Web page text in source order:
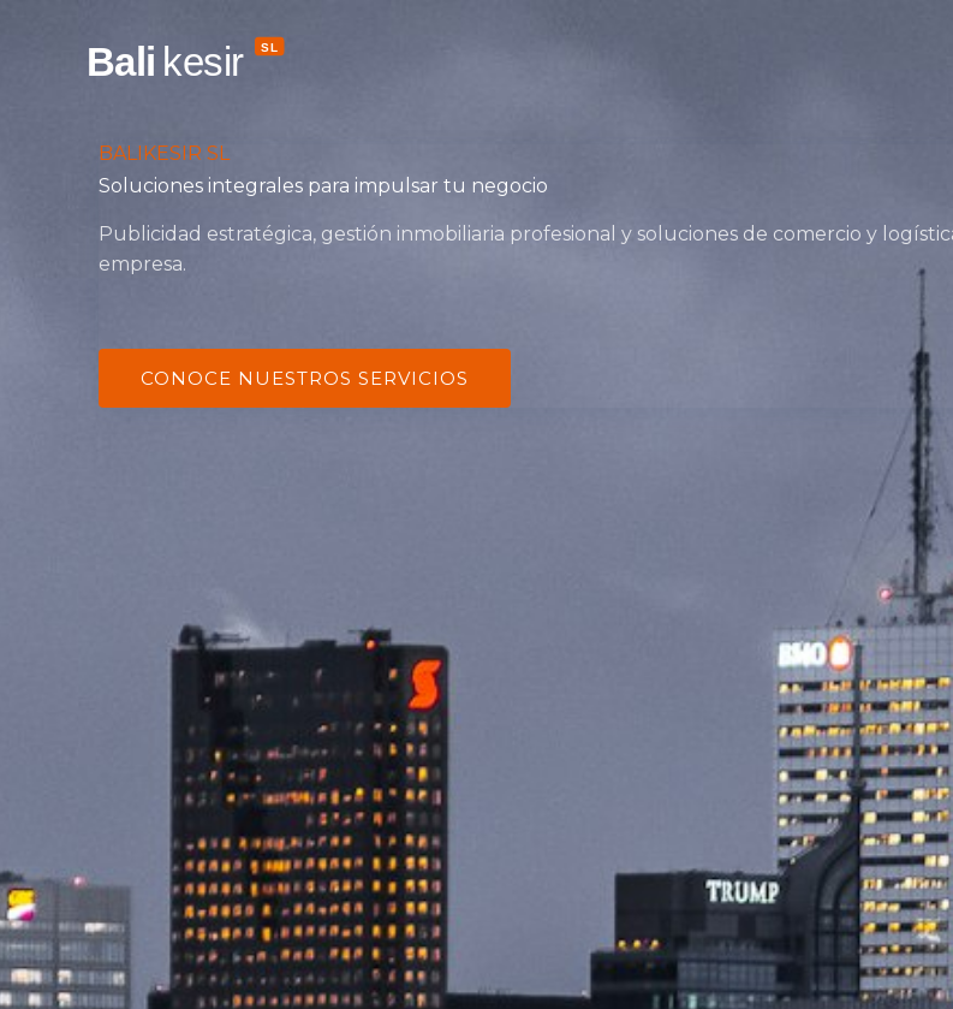
contenido
BALIKESIR SL
Soluciones integrales para impulsar tu negocio
Publicidad estratégica, gestión inmobiliaria profesional y soluciones de comercio y
empresa.
CONOCE NUESTROS SERVICIOS